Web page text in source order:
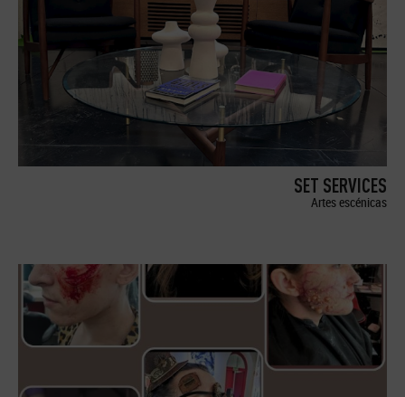
SET SERVICES
Artes escénicas